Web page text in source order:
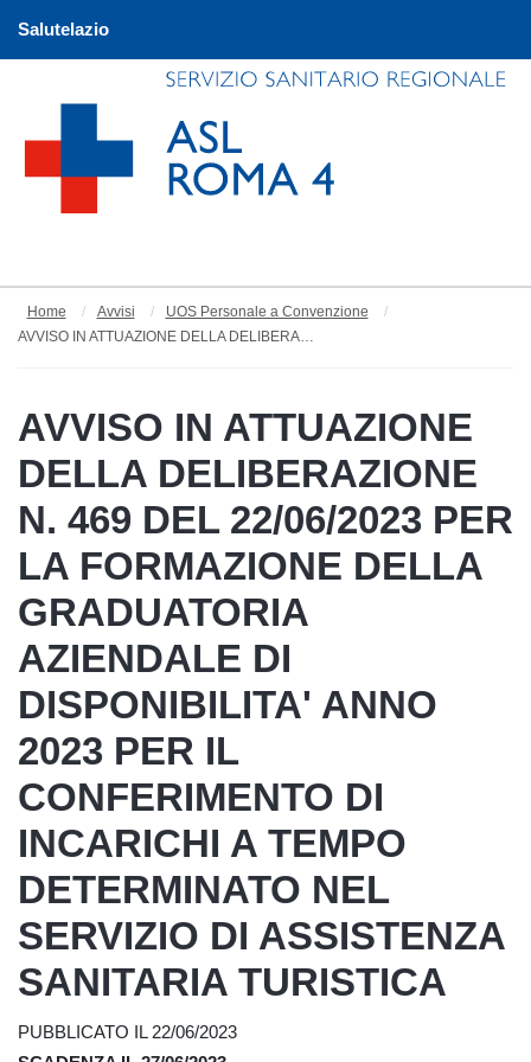
Salutelazio
Home Avvisi
UOS Personale a Convenzione
AVVISO IN ATTUAZIONE DELLA DELIBERAZIONE N. 469 DEL 22/06/2023 PER LA FORMAZIONE DELLA GRADUATORIA AZIENDALE DI DISPONIBILITA' ANNO 2023 PER IL CONFERIMENTO DI INCARICHI A TEMPO DETERMINATO NEL SERVIZIO DI ASSISTENZA SANITARIA TURISTICA
AVVISO IN ATTUAZIONE
DELLA DELIBERAZIONE
N. 469 DEL 22/06/2023 PER
LA FORMAZIONE DELLA
GRADUATORIA
AZIENDALE DI
DISPONIBILITA' ANNO
2023 PER IL
CONFERIMENTO DI
INCARICHI A TEMPO
DETERMINATO NEL
SERVIZIO DI ASSISTENZA
SANITARIA TURISTICA
PUBBLICATO IL 22/06/2023